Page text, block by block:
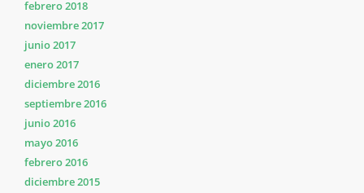
febrero 2018
noviembre 2017
junio 2017
enero 2017
diciembre 2016
septiembre 2016
junio 2016
mayo 2016
febrero 2016
diciembre 2015